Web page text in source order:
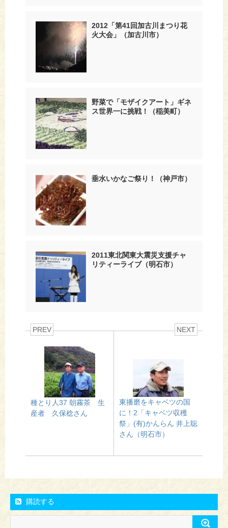
2012「第41回加古川まつり花
火大会」（加古川市）
野菜で「モザイクアート」ギネ
ス世界一に挑戦！（稲美町）
垂水いかなご祭り！（神戸市）
2011東北関東大震災支援チャ
リティーライブ（明石市）
PREV
種とり人37 朝霧茶 生
産者 久保稔さん
NEXT
東播磨をキャベツの国
に！2「キャベツ収穫
祭」(有)かんらん 井上聡
さん（明石市）
購読する